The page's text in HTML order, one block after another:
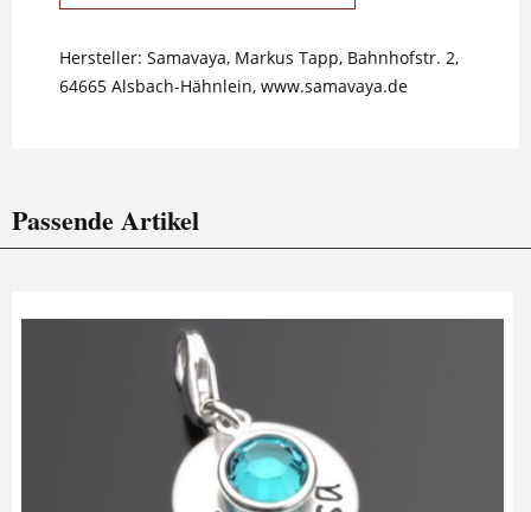
Hersteller: Samavaya, Markus Tapp, Bahnhofstr. 2,
64665 Alsbach-Hähnlein, www.samavaya.de
Passende Artikel